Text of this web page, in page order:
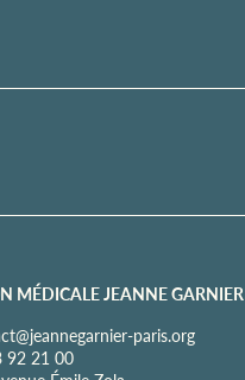
MÉDICALE JEANNE GARNIER
paris.org
92 21 00